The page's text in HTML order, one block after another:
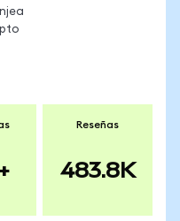
Reseñas
483.8K